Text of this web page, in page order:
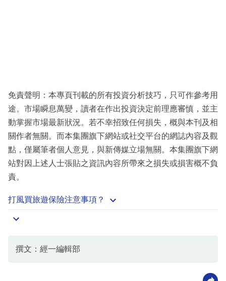
免責聲明：本專頁刊載的所有投資分析技巧，只可作參考用
途。市場瞬息萬變，讀者在作出投資決定前理應審慎，並主
動掌握市場最新狀況。若不幸招致任何損失，概與本刊及相
關作者無關。而本集團旗下網站或社交平台的網誌內容及觀
點，僅屬筆者個人意見，與新傳媒立場無關。本集團旗下網
站對因上述人士張貼之資訊內容所帶來之損失或損害概不負
責。
打風買旅遊保險注意事項？
撰文：經一編輯部